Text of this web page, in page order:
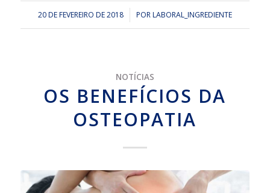
20 DE FEVEREIRO DE 2018
/ PORLABORAL_INGREDIENTE
NOTÍCIAS
OS BENEFÍCIOS DA
OSTEOPATIA